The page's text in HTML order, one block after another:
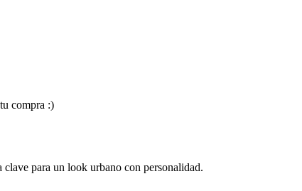
compra :)
para un look urbano con personalidad.